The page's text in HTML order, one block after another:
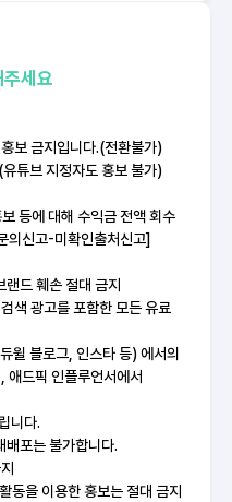
세요
보 금지입니다.(전환불가)
튜브 지정자도 홍보 불가)
등에 대해 수익금 전액 회수
의신고-미확인출처신고]
드 훼손 절대 금지
색 광고를 포함한 모든 유료
윌 블로그, 인스타 등) 에서의
애드픽 인플루언서에서
니다.
배포는 불가합니다.
동을 이용한 홍보는 절대 금지